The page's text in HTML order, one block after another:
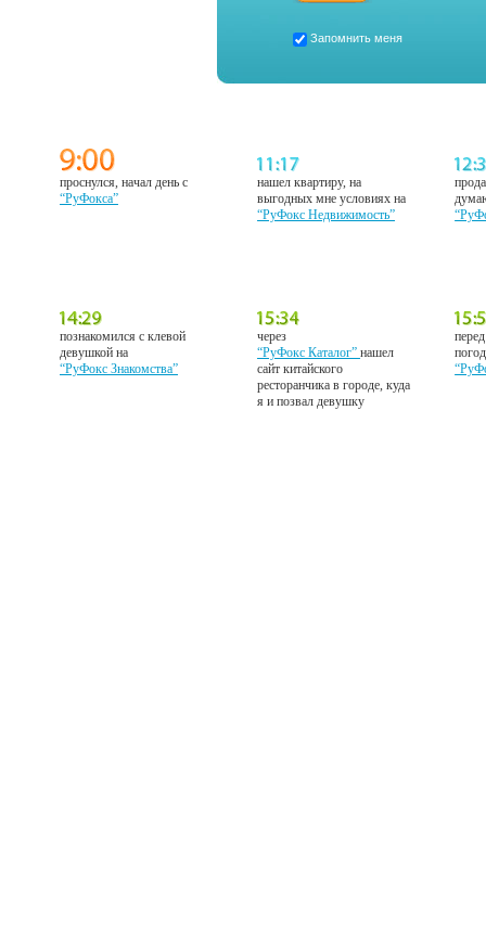
Запомнить меня
проснулся, начал день с
“РуФокса”
нашел квартиру, на
выгодных мне условиях на
“РуФокс Недвижимость”
познакомился с клевой
девушкой на
“РуФокс Знакомства”
через
“РуФокс Каталог”нашел
сайт китайского
ресторанчика в городе, куда
я и позвал девушку